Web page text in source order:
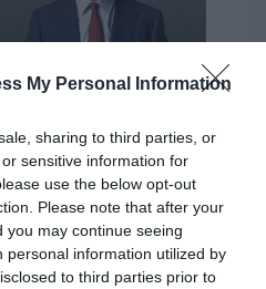
My Personal Information
sharing to third parties, or
sensitive information for
use the below opt-out
Please note that after your
may continue seeing
personal information utilized by
to third parties prior to